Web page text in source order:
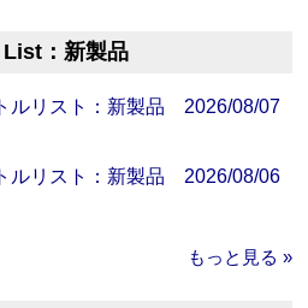
：新製品
ルリスト：新製品 2026/08/07
ルリスト：新製品 2026/08/06
もっと見る »